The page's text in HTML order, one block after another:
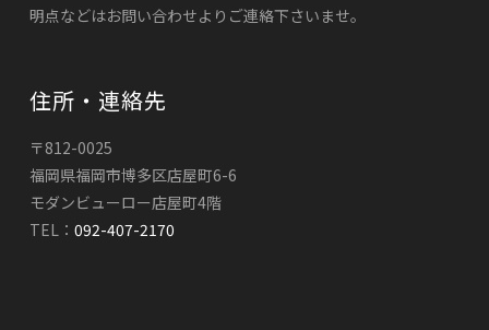
明点などはお問い合わせよりご連絡下さいませ。
住所・連絡先
〒812-0025
福岡県福岡市博多区店屋町6-6
モダンビューロー店屋町4階
TEL： 092-407-2170